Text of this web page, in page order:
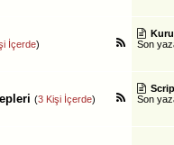
İçerde)
Son
(3 Kişi İçerde)
Son